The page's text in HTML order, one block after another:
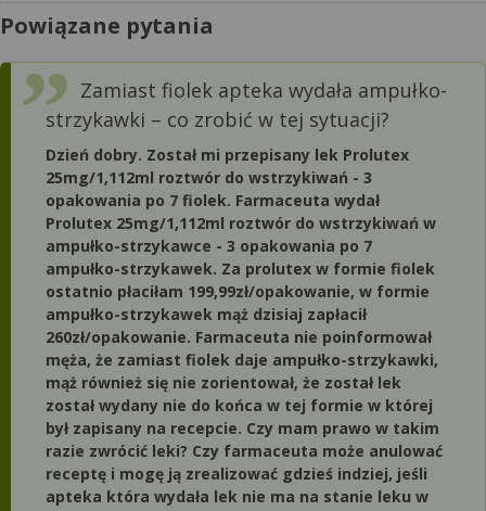
Powiązane pytania
Zamiast fiolek apteka wydała ampułko-
strzykawki – co zrobić w tej sytuacji?
Dzień dobry. Został mi przepisany lek Prolutex
25mg/1,112ml roztwór do wstrzykiwań - 3
opakowania po 7 fiolek. Farmaceuta wydał
Prolutex 25mg/1,112ml roztwór do wstrzykiwań w
ampułko-strzykawce - 3 opakowania po 7
ampułko-strzykawek. Za prolutex w formie fiolek
ostatnio płaciłam 199,99zł/opakowanie, w formie
ampułko-strzykawek mąż dzisiaj zapłacił
260zł/opakowanie. Farmaceuta nie poinformował
męża, że zamiast fiolek daje ampułko-strzykawki,
mąż również się nie zorientował, że został lek
został wydany nie do końca w tej formie w której
był zapisany na recepcie. Czy mam prawo w takim
razie zwrócić leki? Czy farmaceuta może anulować
receptę i mogę ją zrealizować gdzieś indziej, jeśli
apteka która wydała lek nie ma na stanie leku w